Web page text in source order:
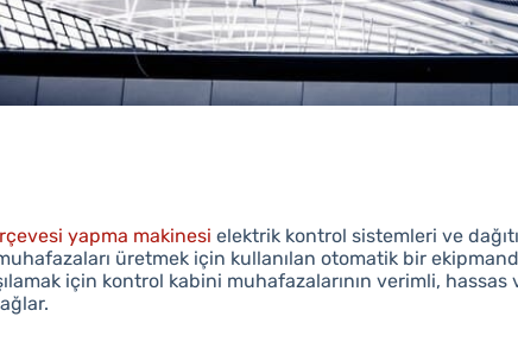
yapma makinesi elektrik kontrol sistemleri ve
üretmek için kullanılan otomatik bir
için kontrol kabini muhafazalarının verimli,